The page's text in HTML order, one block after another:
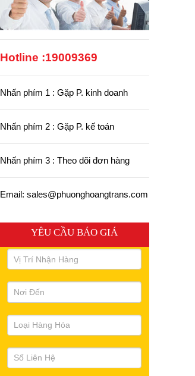
Hotline :19009369
Nhấn phím 1 : Gặp P. kinh doanh
Nhấn phím 2 : Gặp P. kế toán
Nhấn phím 3 : Theo dõi đơn hàng
Email: sales@phuonghoangtrans.com
YÊU CẦU BÁO GIÁ